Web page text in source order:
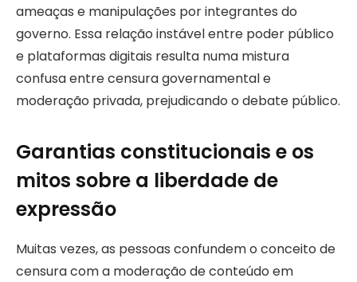
ameaças e manipulações por integrantes do
governo. Essa relação instável entre poder público
e plataformas digitais resulta numa mistura
confusa entre censura governamental e
moderação privada, prejudicando o debate público.
Garantias constitucionais e os
mitos sobre a liberdade de
expressão
Muitas vezes, as pessoas confundem o conceito de
censura com a moderação de conteúdo em